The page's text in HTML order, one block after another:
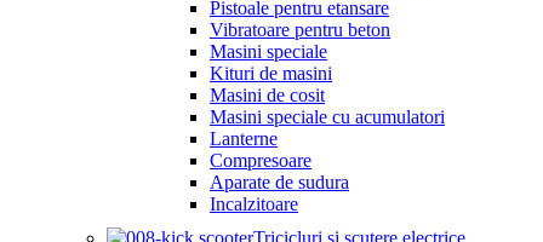
Pistoale pentru etansare
Vibratoare pentru beton
Masini speciale
Kituri de masini
Masini de cosit
Masini speciale cu acumulatori
Lanterne
Compresoare
Aparate de sudura
Incalzitoare
Tricicluri si scutere electrice